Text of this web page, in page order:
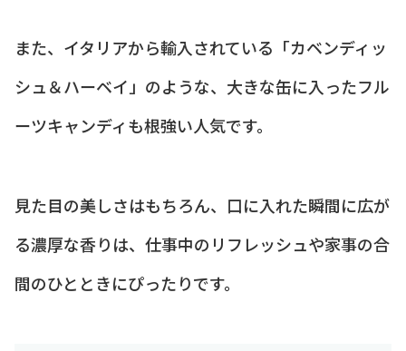
また、イタリアから輸入されている「カベンディッ
シュ＆ハーベイ」のような、大きな缶に入ったフル
ーツキャンディも根強い人気です。
見た目の美しさはもちろん、口に入れた瞬間に広が
る濃厚な香りは、仕事中のリフレッシュや家事の合
間のひとときにぴったりです。